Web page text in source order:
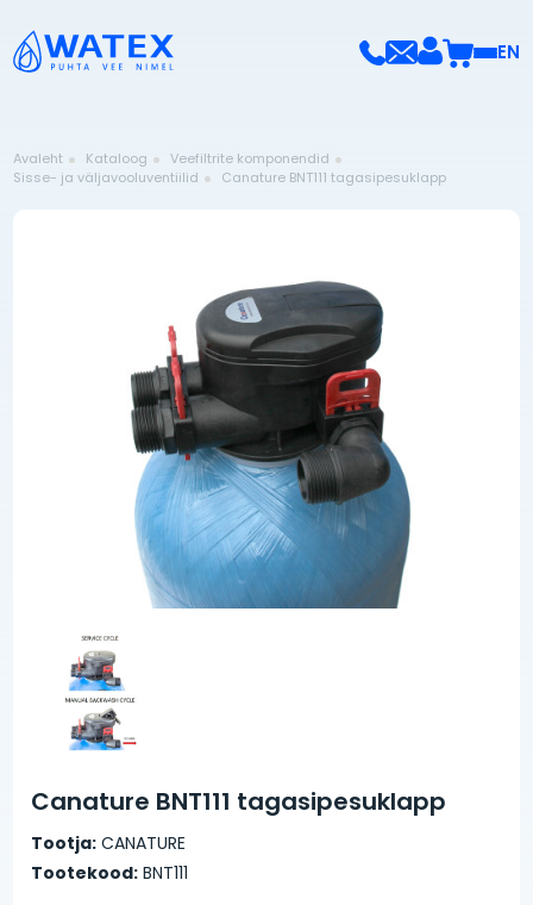
EN
Avaleht Kataloog
Veefiltrite komponendid
Sisse- ja väljavooluventiilid
Canature BNT111 tagasipesuklapp
Canature BNT111 tagasipesuklapp
Tootja: CANATURE
Tootekood: BNT111